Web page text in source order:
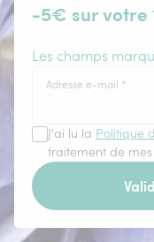
-5€ sur votre
Les champs
Adresse e-mail *
J'ai lu la Politique
traitement de